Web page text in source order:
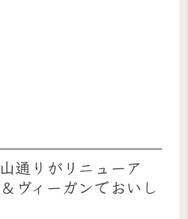
通りがリニューア
ヴィーガンでおいし